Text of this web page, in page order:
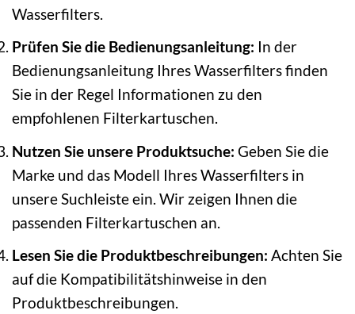
Wasserfilters.
Prüfen Sie die Bedienungsanleitung: In der
Bedienungsanleitung Ihres Wasserfilters finden
Sie in der Regel Informationen zu den
empfohlenen Filterkartuschen.
Nutzen Sie unsere Produktsuche: Geben Sie die
Marke und das Modell Ihres Wasserfilters in
unsere Suchleiste ein. Wir zeigen Ihnen die
passenden Filterkartuschen an.
Lesen Sie die Produktbeschreibungen: Achten Sie
auf die Kompatibilitätshinweise in den
Produktbeschreibungen.